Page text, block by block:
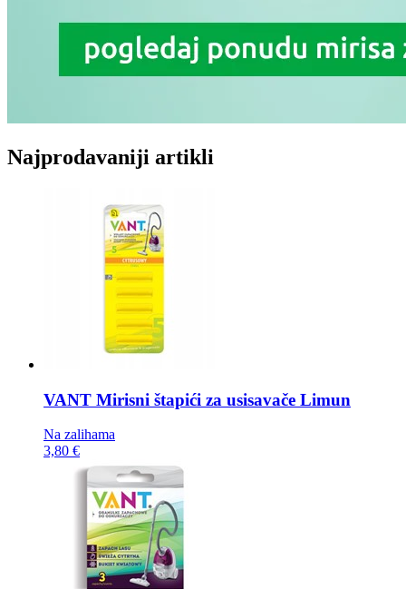
Najprodavaniji artikli
VANT Mirisni štapići za usisavače Limun
Na zalihama
3,80 €